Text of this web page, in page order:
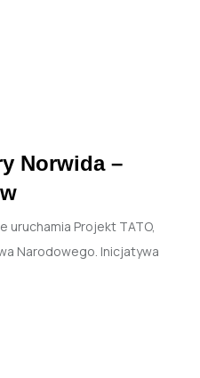
Norwida –
uruchamia Projekt TATO,
Narodowego. Inicjatywa